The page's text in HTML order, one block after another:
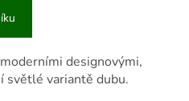
designovými,
světlé variantě dubu.